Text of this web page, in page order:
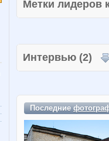
Метки
Интервью (2)
Последние